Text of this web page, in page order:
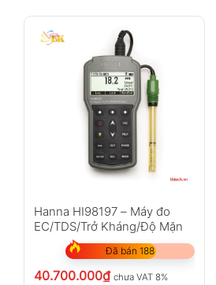
Hanna HI98197 – Máy đo
EC/TDS/Trở Kháng/Độ Mặn
Đã bán 188
40.700.000₫ chưa VAT 8%